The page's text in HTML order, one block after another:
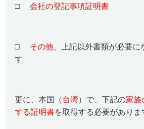
□ 会社の登記事項証明書
□ その他 、上記以外書類が必要に
す
更に、本国（台湾）で、下記の家族
する証明書を取得する必要がありま